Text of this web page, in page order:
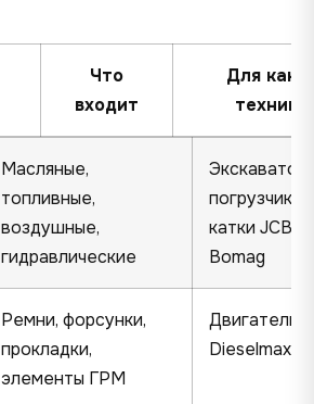
Что
входит
Для
техники
Масляные,
топливные,
воздушные,
гидравлические
погрузчики,
катки JCB /
Bomag
Ремни, форсунки,
прокладки,
элементы ГРМ
Двигатели
Dieselmax